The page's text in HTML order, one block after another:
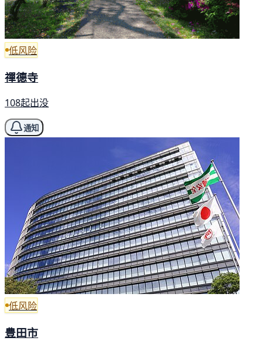
低风险
禪德寺
108起出没
通知
低风险
豊田市